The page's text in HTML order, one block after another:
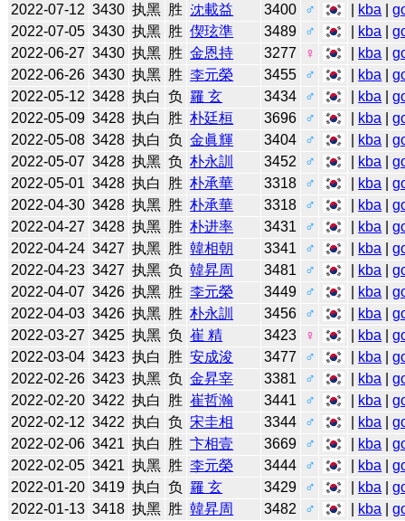
2022-07-12 3430 执黑 胜 沈載益 3400 ♂ kba |
2022-07-05 3430 执黑 胜 偰玹準 3489 ♂ kba |
2022-06-27 3430 执黑 胜 金恩持 3277 ♀ kba |
2022-06-26 3430 执黑 胜 李元榮 3455 ♂ kba |
2022-05-12 3428 执白 负 羅 玄 3434 ♂ kba |
2022-05-09 3428 执白 胜 朴廷桓 3696 ♂ kba |
2022-05-08 3428 执白 负 金眞輝 3404 ♂ kba |
2022-05-07 3428 执黑 负 朴永訓 3452 ♂ kba |
2022-05-01 3428 执白 胜 朴承華 3318 ♂ kba |
2022-04-30 3428 执黑 胜 朴承華 3318 ♂ kba |
2022-04-27 3428 执黑 胜 朴进率 3431 ♂ kba |
2022-04-24 3427 执黑 胜 韓相朝 3341 ♂ kba |
2022-04-23 3427 执黑 负 韓昇周 3481 ♂ kba |
2022-04-07 3426 执黑 胜 李元榮 3449 ♂ kba |
2022-04-03 3426 执黑 胜 朴永訓 3456 ♂ kba |
2022-03-27 3425 执黑 负 崔 精 3423 ♀ kba |
2022-03-04 3423 执白 胜 安成浚 3477 ♂ kba |
2022-02-26 3423 执黑 负 金昇宰 3381 ♂ kba |
2022-02-20 3422 执白 胜 崔哲瀚 3441 ♂ kba |
2022-02-12 3422 执白 负 宋圭相 3344 ♂ kba |
2022-02-06 3421 执白 胜 卞相壹 3669 ♂ kba |
2022-02-05 3421 执黑 胜 李元榮 3444 ♂ kba |
2022-01-20 3419 执白 负 羅 玄 3429 ♂ kba |
2022-01-13 3418 执黑 胜 韓昇周 3482 ♂ kba |